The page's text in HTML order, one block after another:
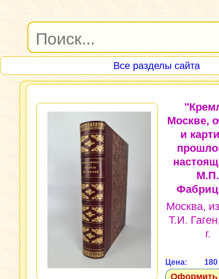
Все разделы сайта
Москве,
и
М.П.
Москва,
Т.И.
г.
Цена:
Оформить